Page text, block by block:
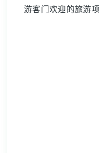
游客门欢迎的旅游项